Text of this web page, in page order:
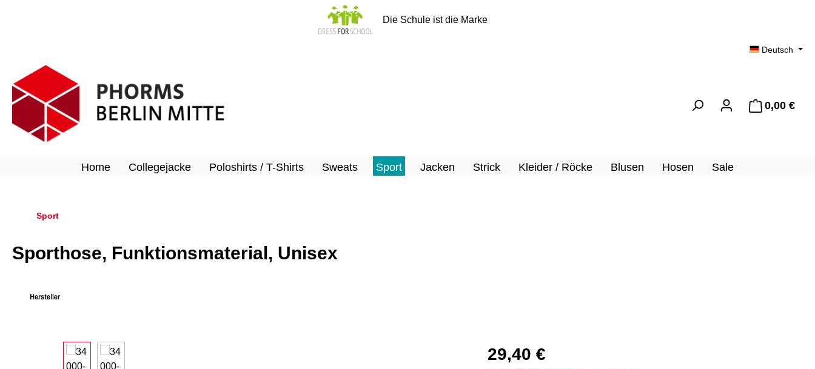
Die Schule ist die Marke
Deutsch
0,00 €
Home Collegejacke Poloshirts / T-Shirts Sweats Sport Jacken Strick Kleider / Röcke Blusen Hosen Sale
Sport
Sporthose, Funktionsmaterial, Unisex
Bildergalerie überspringen 29,40 €